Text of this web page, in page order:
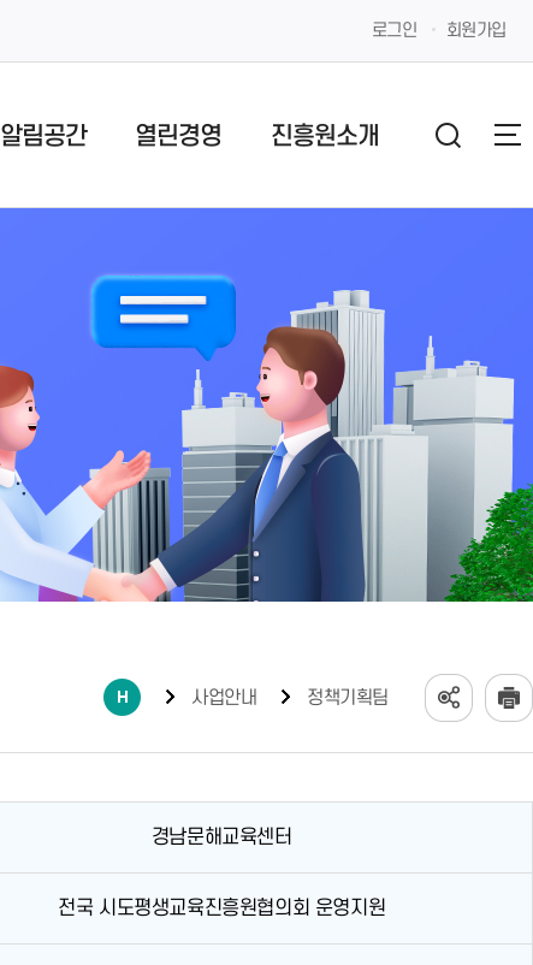
로그인 회원가입
알림공간 열린경영 진흥원소개
사업안내 정책기획팀
경남문해교육센터
전국 시도평생교육진흥원협의회 운영지원